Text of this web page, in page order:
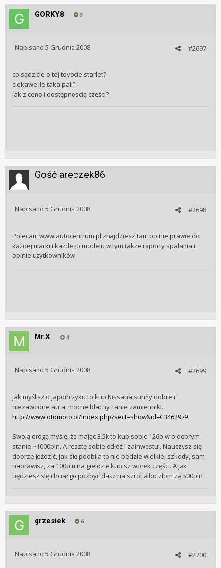
GORKY8 3
#2697
Napisano 5 Grudnia 2008
co sądzicie o tej toyocie starlet?
ciekawe ile taka pali?
jak z ceno i dostępnoscią części?
Gość areczek86
#2698
Napisano 5 Grudnia 2008
Polecam www.autocentrum.pl znajdziesz tam opinie prawie do
każdej marki i każdego modelu w tym także raporty spalania i
opinie użytkowników
Mr.X 4
#2699
Napisano 5 Grudnia 2008
Jak myślisz o japończyku to kup Nissana sunny dobre i
niezawodne auta, mocne blachy, tanie zamienniki.
http://www.otomoto.pl/index.php?sect=show&id=C3462979
Swoją drogą myślę, że mając 3.5k to kup sobie 126p w b.dobrym
stanie ~1000pln. A resztę sobie odłóż i zainwestuj. Nauczysz się
dobrze jeździć, jak się poobija to nie bedzie wielkiej szkody, sam
naprawisz, za 100pln na gieldzie kupisz worek części. A jak
będziesz się chciał go pozbyć dasz na szrot albo złom za 500pln
grzesiek 6
#2700
Napisano 5 Grudnia 2008